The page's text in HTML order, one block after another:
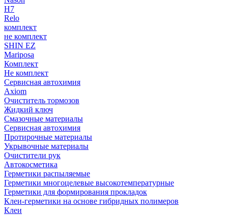
H7
Relo
комплект
не комплект
SHIN EZ
Mariposa
Комплект
Не комплект
Сервисная автохимия
Axiom
Очиститель тормозов
Жидкий ключ
Смазочные материалы
Сервисная автохимия
Протирочные материалы
Укрывочные материалы
Очистители рук
Автокосметика
Герметики распыляемые
Герметики многоцелевые высокотемпературные
Герметики для формирования прокладок
Клеи-герметики на основе гибридных полимеров
Клеи